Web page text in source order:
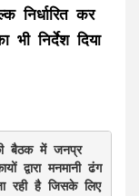
निर्धारित कर
निर्देश दिया
द्वारा मनमानी ढंग
रही है जिसके लिए